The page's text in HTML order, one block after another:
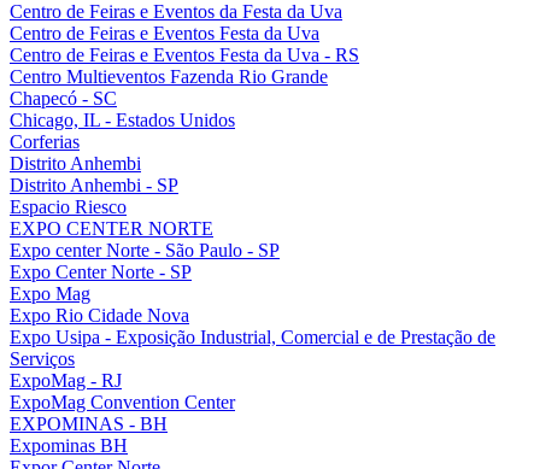
Centro de Feiras e Eventos da Festa da Uva
Centro de Feiras e Eventos Festa da Uva
Centro de Feiras e Eventos Festa da Uva - RS
Centro Multieventos Fazenda Rio Grande
Chapecó - SC
Chicago, IL - Estados Unidos
Corferias
Distrito Anhembi
Distrito Anhembi - SP
Espacio Riesco
EXPO CENTER NORTE
Expo center Norte - São Paulo - SP
Expo Center Norte - SP
Expo Mag
Expo Rio Cidade Nova
Expo Usipa - Exposição Industrial, Comercial e de Prestação de
Serviços
ExpoMag - RJ
ExpoMag Convention Center
EXPOMINAS - BH
Expominas BH